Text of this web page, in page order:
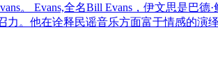
。 Evans,全名Bill Evans，伊文思是巴德
。他在诠释民谣音乐方面富于情感的演